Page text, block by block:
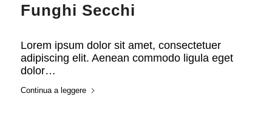
Funghi Secchi
Lorem ipsum dolor sit amet, consectetuer
adipiscing elit. Aenean commodo ligula eget
dolor…
Continua a leggere